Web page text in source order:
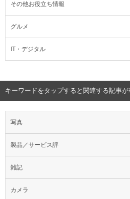
その他お役立ち情報
グルメ
IT・デジタル
キーワードをタップすると関連する記事
写真
製品／サービス評
雑記
カメラ